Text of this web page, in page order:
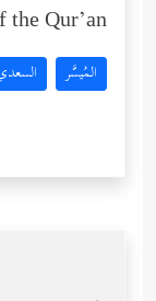
Qur’an:
المُيسَّر